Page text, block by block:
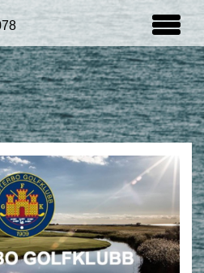
Greenfee Vägbeskrivning